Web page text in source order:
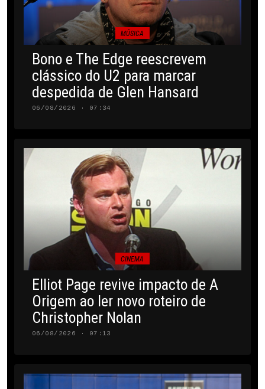
MÚSICA
Bono e The Edge reescrevem
clássico do U2 para marcar
despedida de Glen Hansard
06/08/2026 · 07:34
CINEMA
Elliot Page revive impacto de A
Origem ao ler novo roteiro de
Christopher Nolan
06/08/2026 · 07:13